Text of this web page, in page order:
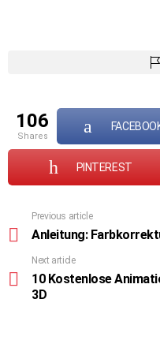
106
shares
PINTEREST
more
Previous article
Anleitung:
Next article
10 Kostenlose
3D